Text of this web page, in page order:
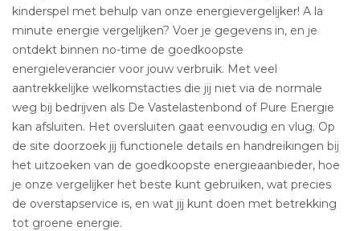
kinderspel met behulp van onze energievergelijker! A la
minute energie vergelijken? Voer je gegevens in, en je
ontdekt binnen no-time de goedkoopste
energieleverancier voor jouw verbruik. Met veel
aantrekkelijke welkomstacties die jij niet via de normale
weg bij bedrijven als De Vastelastenbond of Pure Energie
kan afsluiten. Het oversluiten gaat eenvoudig en vlug. Op
de site doorzoek jij functionele details en handreikingen bij
het uitzoeken van de goedkoopste energieaanbieder, hoe
je onze vergelijker het beste kunt gebruiken, wat precies
de overstapservice is, en wat jij kunt doen met betrekking
tot groene energie.